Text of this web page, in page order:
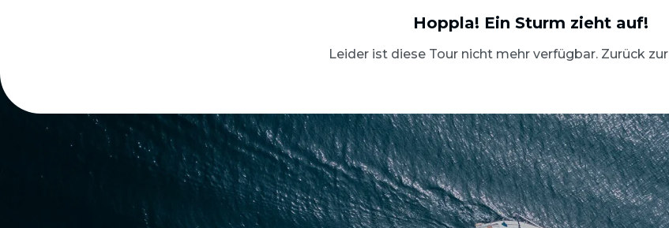
Hoppla! Ein Sturm zieht auf!
Leider ist diese Tour nicht mehr verfügbar. Zurück zur